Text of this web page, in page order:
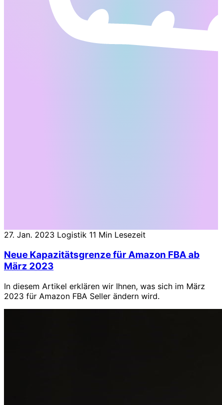
27. Jan. 2023 Logistik 11 Min Lesezeit
Neue Kapazitätsgrenze für Amazon FBA ab
März 2023
In diesem Artikel erklären wir Ihnen, was sich im März
2023 für Amazon FBA Seller ändern wird.